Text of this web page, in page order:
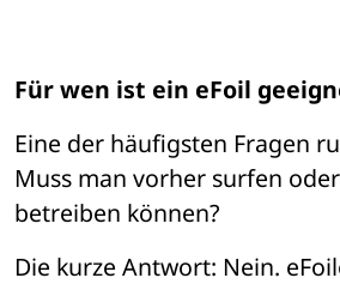
Für wen ist ein eFoil
Eine der häufigsten Fragen
Muss man vorher surfen
betreiben können?